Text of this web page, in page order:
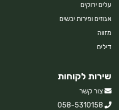
עלים ירוקים
אגוזים ופירות יבשים
מזווה
דילים
שירות לקוחות
צור קשר
058-5310158